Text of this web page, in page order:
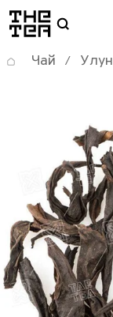
логотип
Чай / Улун